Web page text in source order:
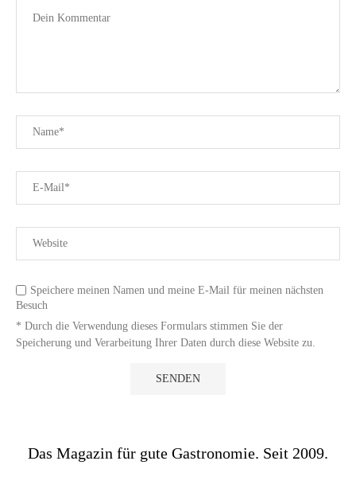
Speichere meinen Namen und meine E-Mail für meinen nächsten
Besuch
* Durch die Verwendung dieses Formulars stimmen Sie der
Speicherung und Verarbeitung Ihrer Daten durch diese Website zu.
Das Magazin für gute Gastronomie. Seit 2009.